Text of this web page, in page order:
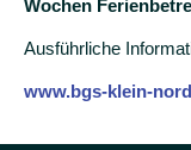
Wochen
Ausführliche
www.bgs-klein-